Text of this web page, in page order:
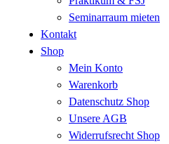
Seminarraum mieten
Kontakt
Shop
Mein Konto
Warenkorb
Datenschutz Shop
Unsere AGB
Widerrufsrecht Shop